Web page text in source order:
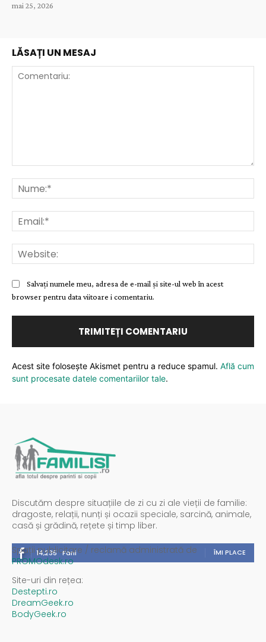
mai 25, 2026
LĂSAȚI UN MESAJ
Salvați numele meu, adresa de e-mail și site-ul web în acest
browser pentru data viitoare i comentariu.
Acest site folosește Akismet pentru a reduce spamul. Află cum
sunt procesate datele comentariilor tale.
Discutăm despre situațiile de zi cu zi ale vieții de familie:
dragoste, relații, nunți și ocazii speciale, sarcină, animale,
casă și grădină, rețete și timp liber.
14,235 Fani ÎMI PLACE
Spații publicitare / reclamă administrată de
PROMOdesk.ro
Site-uri din rețea:
Destepti.ro
DreamGeek.ro
BodyGeek.ro